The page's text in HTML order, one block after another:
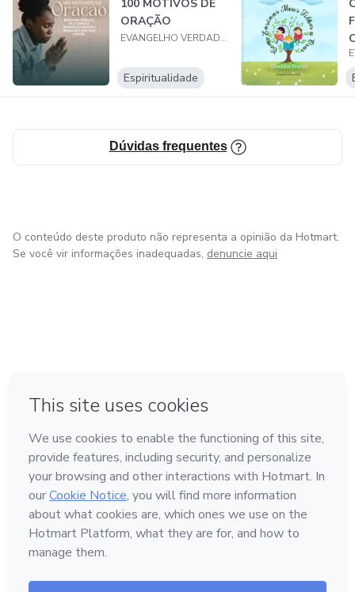
100 MOTIVOS DE
ORAÇÃO
EVANGELHO VERDADE KIDS
Espiritualidade
Dúvidas frequentes
O conteúdo deste produto não representa a opinião da Hotmart.
Se você vir informações inadequadas, denuncie aqui
Feito com ❤ em Amsterdam
Conheça a Hotmart
Idioma
Português